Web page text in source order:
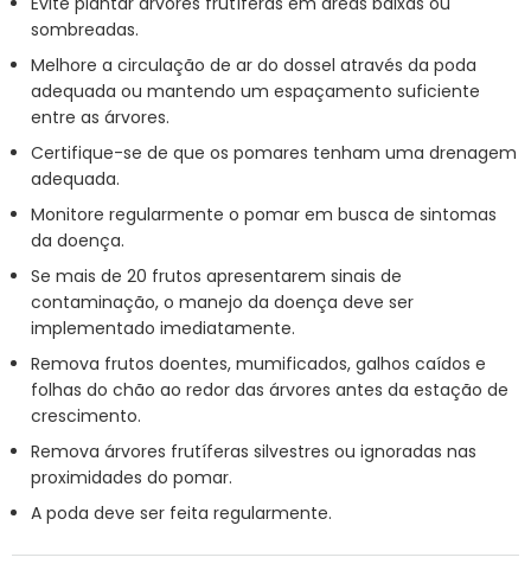
sombreadas.
Melhore a circulação de ar do dossel através da poda
adequada ou mantendo um espaçamento suficiente
entre as árvores.
Certifique-se de que os pomares tenham uma drenagem
adequada.
Monitore regularmente o pomar em busca de sintomas
da doença.
Se mais de 20 frutos apresentarem sinais de
contaminação, o manejo da doença deve ser
implementado imediatamente.
Remova frutos doentes, mumificados, galhos caídos e
folhas do chão ao redor das árvores antes da estação de
crescimento.
Remova árvores frutíferas silvestres ou ignoradas nas
proximidades do pomar.
A poda deve ser feita regularmente.